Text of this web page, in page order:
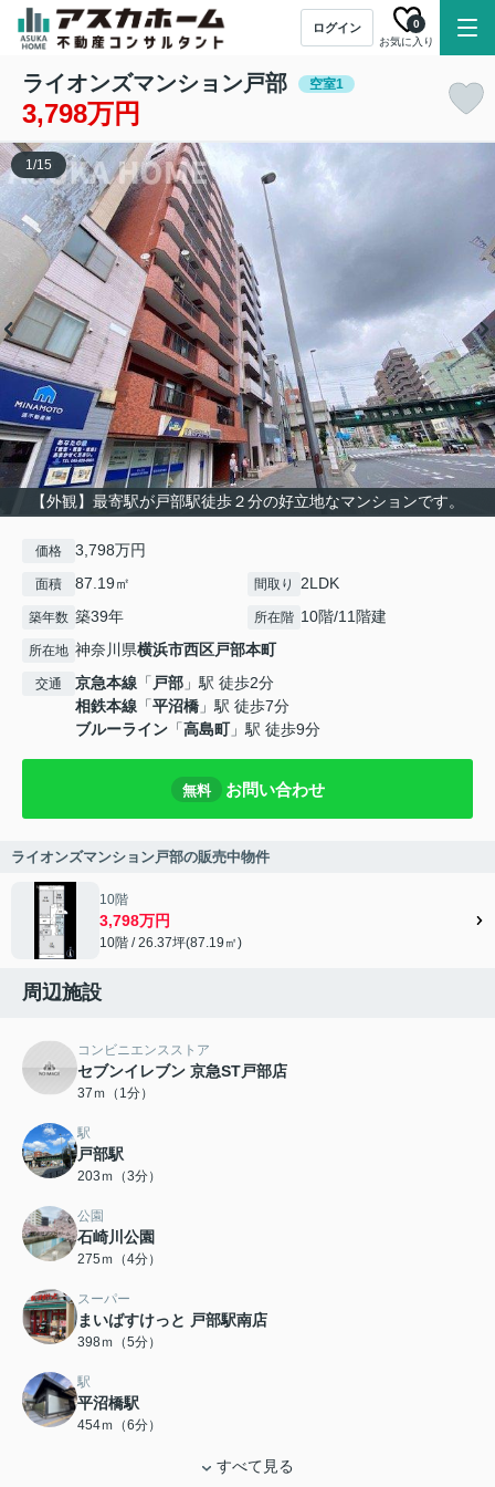
ログイン
お気に入り
0
ライオンズマンション戸部 空室1
3,798万円
【外観】最寄駅が戸部駅徒歩２分の好立地なマンションです。
1/15
価格 3,798万円
面積 87.19㎡ 間取り 2LDK
築年数 築39年 所在階 10階/11階建
所在地 神奈川県横浜市西区戸部本町
交通 京急本線 「 戸部 」駅 徒歩2分
相鉄本線 「平沼橋 」駅 徒歩7分
ブルーライン 「高島町」駅 徒歩9分
無料 お問い合わせ
ライオンズマンション戸部の販売中物件
10階
3,798万円
10階 / 26.37坪(87.19㎡)
周辺施設
コンビニエンスストア
セブンイレブン 京急ST戸部店
37ｍ（1分）
駅
戸部駅
203ｍ（3分）
公園
石崎川公園
275ｍ（4分）
スーパー
まいばすけっと 戸部駅南店
398ｍ（5分）
駅
平沼橋駅
454ｍ（6分）
すべて見る